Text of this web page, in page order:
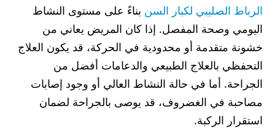
الرباط الصليبي لكبار السن بناءً على مستوى النشاط
اليومي وصحة المفصل. إذا كان المريض يعاني من
خشونة متقدمة أو محدودية في الحركة، قد يكون العلاج
التحفظي بالعلاج الطبيعي والدعامات أفضل من
الجراحة. أما في حالة النشاط العالي أو وجود إصابات
مصاحبة في الغضروف، قد يوصى بالجراحة لضمان
استقرار الركبة.